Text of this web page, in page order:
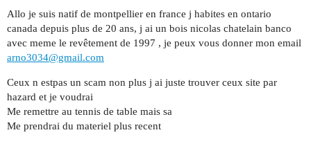
Allo je suis natif de montpellier en france j habites en ontario
canada depuis plus de 20 ans, j ai un bois nicolas chatelain banco
avec meme le revêtement de 1997 , je peux vous donner mon email
arno3034@gmail.com
Ceux n estpas un scam non plus j ai juste trouver ceux site par
hazard et je voudrai
Me remettre au tennis de table mais sa
Me prendrai du materiel plus recent